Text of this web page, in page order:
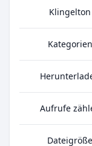
Klingelton
Kategorien
Aufrufe
Dateigröße